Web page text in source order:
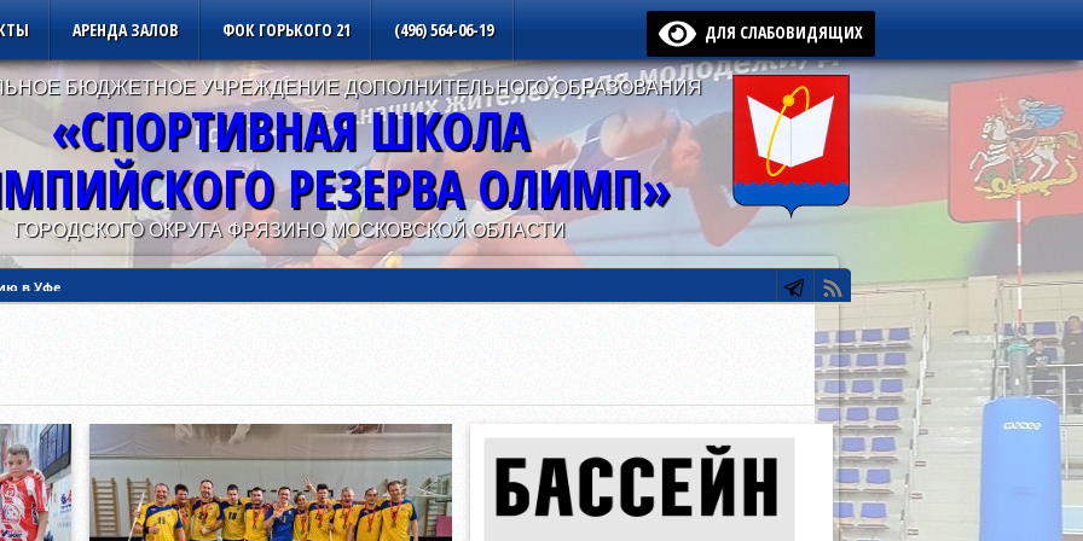
АРЕНДА ЗАЛОВ ФОК ГОРЬКОГО 21 (496) 564-06-19 ДЛЯ СЛАБОВИДЯЩИХ
БЮДЖЕТНОЕ УЧРЕЖДЕНИЕ ДОПОЛНИТЕЛЬНОГО ОБРАЗОВАНИЯ
«СПОРТИВНАЯ ШКОЛА
РЕЗЕРВА ОЛИМП»
ГОРОДСКОГО ОКРУГА ФРЯЗИНО МОСКОВСКОЙ ОБЛАСТИ
в Уфе
в Калуге